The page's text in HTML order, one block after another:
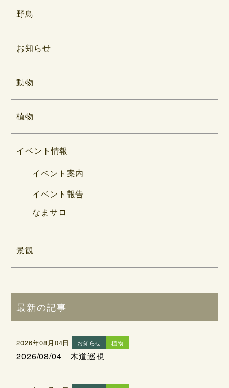
野鳥
お知らせ
動物
植物
イベント情報
イベント案内
イベント報告
なまサロ
景観
最新の記事
2026年08月04日 お知らせ 植物
2026/08/04 木道巡視